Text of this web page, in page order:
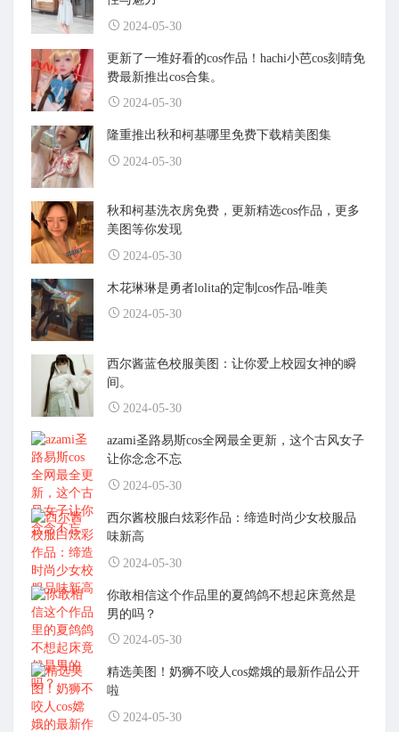
2024-05-30
更新了一堆好看的cos作品！hachi小芭cos刻晴免
费最新推出cos合集。
2024-05-30
隆重推出秋和柯基哪里免费下载精美图集
2024-05-30
秋和柯基洗衣房免费，更新精选cos作品，更多
美图等你发现
2024-05-30
木花琳琳是勇者lolita的定制cos作品-唯美
2024-05-30
西尔酱蓝色校服美图：让你爱上校园女神的瞬
间。
2024-05-30
azami圣路易斯cos全网最全更新，这个古风女子
让你念念不忘
2024-05-30
西尔酱校服白炫彩作品：缔造时尚少女校服品
味新高
2024-05-30
你敢相信这个作品里的夏鸽鸽不想起床竟然是
男的吗？
2024-05-30
精选美图！奶狮不咬人cos嫦娥的最新作品公开
啦
2024-05-30